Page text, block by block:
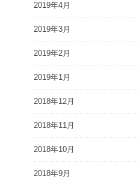
2019年4月
2019年3月
2019年2月
2019年1月
2018年12月
2018年11月
2018年10月
2018年9月